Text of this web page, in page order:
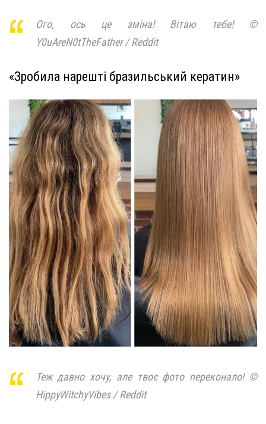
Ого, ось це зміна! Вітаю тебе! ©
Y0uAreN0tTheFather / Reddit
«Зробила нарешті бразильський кератин»
Теж давно хочу, але твоє фото переконало! ©
HippyWitchyVibes / Reddit